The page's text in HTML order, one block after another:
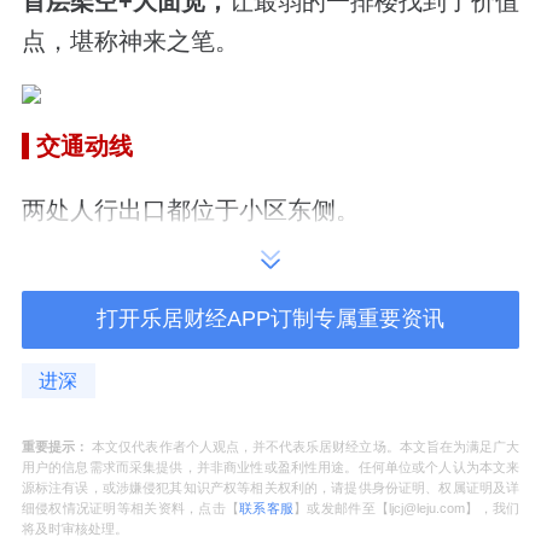
点，堪称神来之笔。
交通动线
两处人行出口都位于小区东侧。
其中2#大门是主要展示口，向内连接配套楼
（9#）和一处规模不大的下沉庭院。
1#大门除人行以外，还是车库、消防车以及地
小区北侧在防护绿地外，还分别设有一处车库
出入口和消防出入口。
打开乐居财经APP订制专属重要资讯
进深
重要提示： 本文仅代表作者个人观点，并不代表乐居财经立场。本文旨在为满足广大
用户的信息需求而采集提供，并非商业性或盈利性用途。任何单位或个人认为本文来
源标注有误，或涉嫌侵犯其知识产权等相关权利的，请提供身份证明、权属证明及详
细侵权情况证明等相关资料，点击【联系客服 】或发邮件至【ljcj@leju.com】，我们
将及时审核处理。